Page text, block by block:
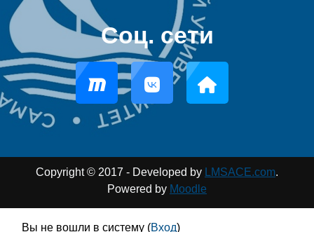
Соц. сети
Copyright © 2017 - Developed by LMSACE.com.
Powered by Moodle
Вы не вошли в систему (Вход)